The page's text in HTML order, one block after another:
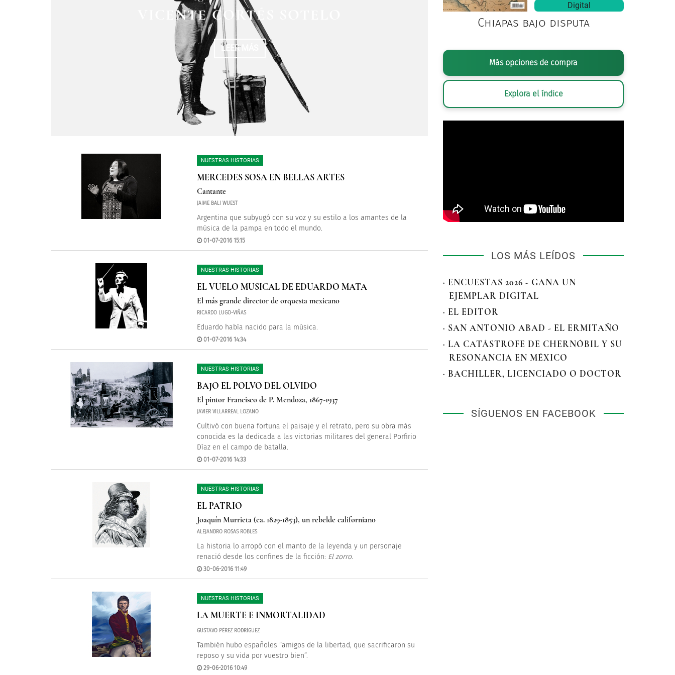
VICENTE CORTÉS SOTELO
LEER MÁS
INSURGENTE MARIANO MATAMOROS
LEER MÁS
TORRES
LEER MÁS
NUESTRAS HISTORIAS
MERCEDES SOSA EN BELLAS ARTES
Cantante
JAIME BALI WUEST
Argentina que subyugó con su voz y su estilo a los amantes de la
música de la pampa en todo el mundo.
01-07-2016 15:15
NUESTRAS HISTORIAS
EL VUELO MUSICAL DE EDUARDO MATA
El más grande director de orquesta mexicano
RICARDO LUGO-VIÑAS
Eduardo había nacido para la música.
01-07-2016 14:34
NUESTRAS HISTORIAS
BAJO EL POLVO DEL OLVIDO
El pintor Francisco de P. Mendoza, 1867-1937
JAVIER VILLARREAL LOZANO
Cultivó con buena fortuna el paisaje y el retrato, pero su obra más
conocida es la dedicada a las victorias militares del general Porfirio
Díaz en el campo de batalla.
01-07-2016 14:33
NUESTRAS HISTORIAS
EL PATRIO
Joaquín Murrieta (ca. 1829-1853), un rebelde californiano
ALEJANDRO ROSAS ROBLES
La historia lo arropó con el manto de la leyenda y un personaje
renació desde los confines de la ficción: El zorro.
30-06-2016 11:49
NUESTRAS HISTORIAS
LA MUERTE E INMORTALIDAD
GUSTAVO PÉREZ RODRÍGUEZ
También hubo españoles “amigos de la libertad, que sacrificaron su
reposo y su vida por vuestro bien”.
29-06-2016 10:49
Digital
Chiapas bajo disputa
Más opciones de compra
Explora el índice
LOS MÁS LEÍDOS
· ENCUESTAS 2026 - GANA UN
EJEMPLAR DIGITAL
· EL EDITOR
· SAN ANTONIO ABAD - EL ERMITAÑO
· LA CATÁSTROFE DE CHERNÓBIL Y SU
RESONANCIA EN MÉXICO
· BACHILLER, LICENCIADO O DOCTOR
SÍGUENOS EN FACEBOOK